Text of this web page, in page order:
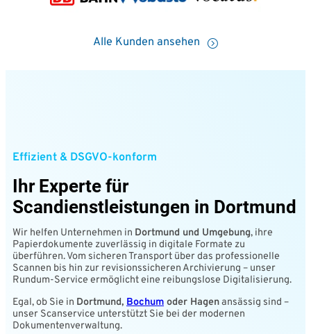
Alle Kunden ansehen
Effizient & DSGVO-konform
Ihr Experte für
Scandienstleistungen in Dortmund
Wir helfen Unternehmen in Dortmund und Umgebung, ihre
Papierdokumente zuverlässig in digitale Formate zu
überführen. Vom sicheren Transport über das professionelle
Scannen bis hin zur revisionssicheren Archivierung – unser
Rundum-Service ermöglicht eine reibungslose Digitalisierung.
Egal, ob Sie in Dortmund, Bochum oder Hagenansässig sind –
unser Scanservice unterstützt Sie bei der modernen
Dokumentenverwaltung.